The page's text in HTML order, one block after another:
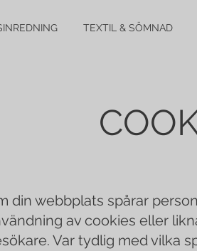
TEXTIL & SÖMNAD
din webbplats spårar
av cookies eller
Var tydlig med vilka